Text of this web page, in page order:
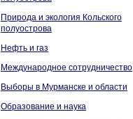
Природа и экология Кольского
полуострова
Нефть и газ
Международное сотрудничество
Выборы в Мурманске и области
Образование и наука